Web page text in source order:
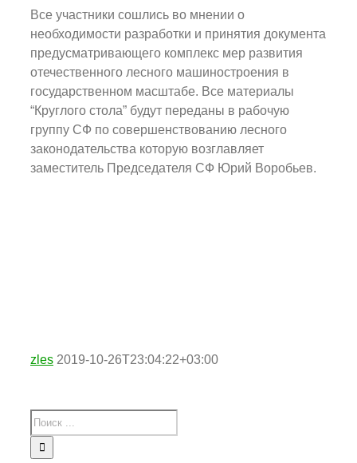
Все участники сошлись во мнении о
необходимости разработки и принятия документа
предусматривающего комплекс мер развития
отечественного лесного машиностроения в
государственном масштабе. Все материалы
“Круглого стола” будут переданы в рабочую
группу СФ по совершенствованию лесного
законодательства которую возглавляет
заместитель Председателя СФ Юрий Воробьев.
zles 2019-10-26T23:04:22+03:00